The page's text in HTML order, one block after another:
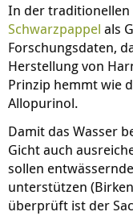
In der traditionellen
Schwarzpappel als
Forschungsdaten,
Herstellung von
Prinzip hemmt wie
Allopurinol.
Damit das Wasser
Gicht auch
sollen
unterstützen
überprüft ist der